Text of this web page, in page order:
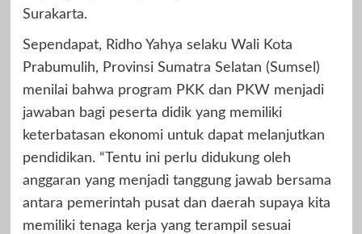
Surakarta.
Sependapat, Ridho Yahya selaku Wali Kota
Prabumulih, Provinsi Sumatra Selatan (Sumsel)
menilai bahwa program PKK dan PKW menjadi
jawaban bagi peserta didik yang memiliki
keterbatasan ekonomi untuk dapat melanjutkan
pendidikan. “Tentu ini perlu didukung oleh
anggaran yang menjadi tanggung jawab bersama
antara pemerintah pusat dan daerah supaya kita
memiliki tenaga kerja yang terampil sesuai